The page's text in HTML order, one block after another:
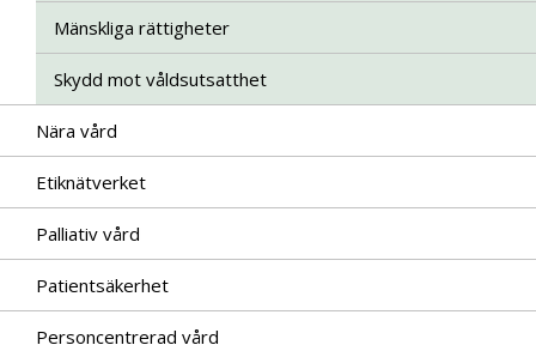
Mänskliga rättigheter
Skydd mot våldsutsatthet
Nära vård
Etiknätverket
Palliativ vård
Patientsäkerhet
Personcentrerad vård